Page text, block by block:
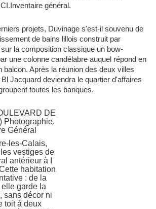
général.
projets, Duvinage s'est-il souvenu de
de bains lillois construit par
la composition classique un bow-
une colonne candélabre auquel répond en
balcon. Après la réunion des deux villes
Jacquard deviendra le quartier d'affaires
toutes les banques.
DE
Photographie.
Général
les-Calais,
vestiges de
antérieur à I
habitation
: de la
garde la
sans décor ni
toit à deux